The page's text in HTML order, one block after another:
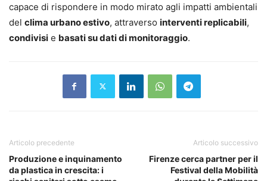
capace di rispondere in modo mirato agli impatti ambientali
del clima urbano estivo, attraverso interventi replicabili,
condivisi e basati su dati di monitoraggio.
Articolo precedente
Produzione e inquinamento
da plastica in crescita: i
Articolo successivo
Firenze cerca partner per il
Festival della Mobilità